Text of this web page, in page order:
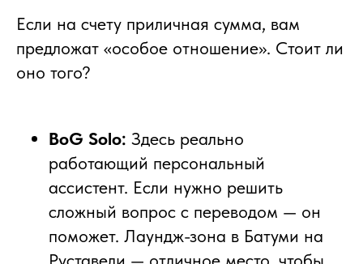
Если на счету приличная сумма, вам
предложат «особое отношение». Стоит ли
оно того?
BoG Solo: Здесь реально
работающий персональный
ассистент. Если нужно решить
сложный вопрос с переводом — он
поможет. Лаундж-зона в Батуми на